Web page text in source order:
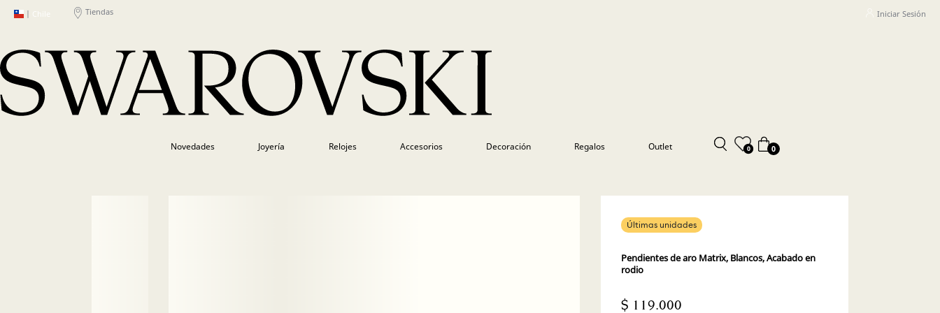
| Chile Tiendas Iniciar Sesión
Novedades Joyería Relojes Accesorios Decoración Regalos Outlet 0 0
Últimas unidades
Pendientes de aro Matrix, Blancos, Acabado en
rodio
$ 119.000